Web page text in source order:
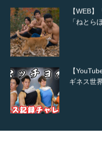
【WEB
「ねとら
【
ギネス世
【TV】